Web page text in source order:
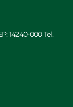
14240-000 Tel.